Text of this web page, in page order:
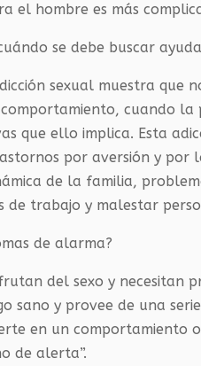
el hombre es más
se debe buscar
sexual muestra que
cuando
que ello implica. Esta
por aversión y por
de la familia,
de trabajo y malestar
de alarma?
del sexo y necesitan
sano y provee de una
en un comportamiento
de alerta”.